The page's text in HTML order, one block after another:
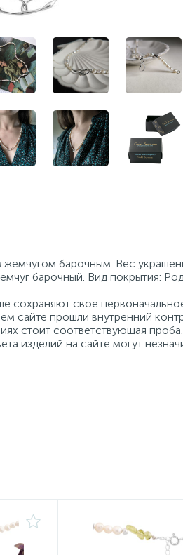
барочным. Вес
барочный. Вид покрытия:
сохраняют свое
сайте прошли внутренний
стоит соответствующая
изделий на сайте могут